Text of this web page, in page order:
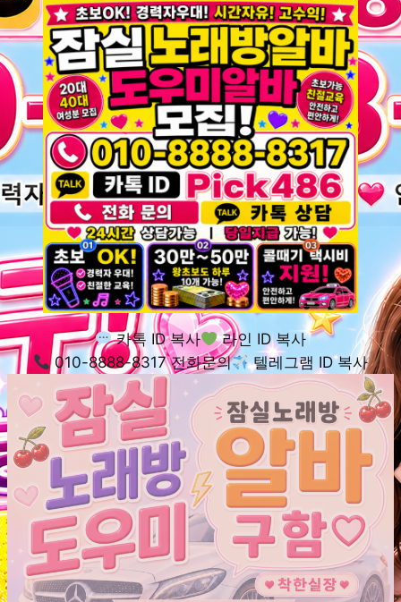
카톡 ID 복사
라인 ID 복사
010-8888-8317 전화문의
텔레그램 ID 복사